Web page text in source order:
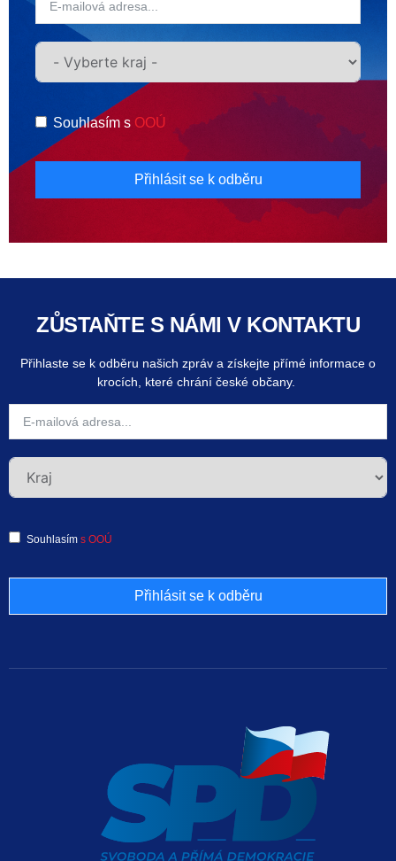
Souhlasím s OOÚ
Přihlásit se k odběru
ZŮSTAŇTE S NÁMI V KONTAKTU
Přihlaste se k odběru našich zpráv a získejte přímé informace o
krocích, které chrání české občany.
Souhlasím s OOÚ
Přihlásit se k odběru